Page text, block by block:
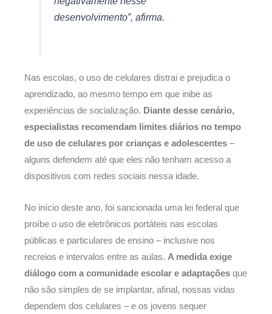
desenvolvimento”, afirma.
Nas escolas, o uso de celulares distrai e prejudica o
aprendizado, ao mesmo tempo em que inibe as
experiências de socialização. Diante desse cenário,
especialistas recomendam limites diários no tempo
de uso de celulares por crianças e adolescentes –
alguns defendem até que eles não tenham acesso a
dispositivos com redes sociais nessa idade.
No início deste ano, foi sancionada uma lei federal que
proíbe o uso de eletrônicos portáteis nas escolas
públicas e particulares de ensino – inclusive nos
recreios e intervalos entre as aulas. A medida exige
diálogo com a comunidade escolar e adaptações que
não são simples de se implantar, afinal, nossas vidas
dependem dos celulares – e os jovens sequer